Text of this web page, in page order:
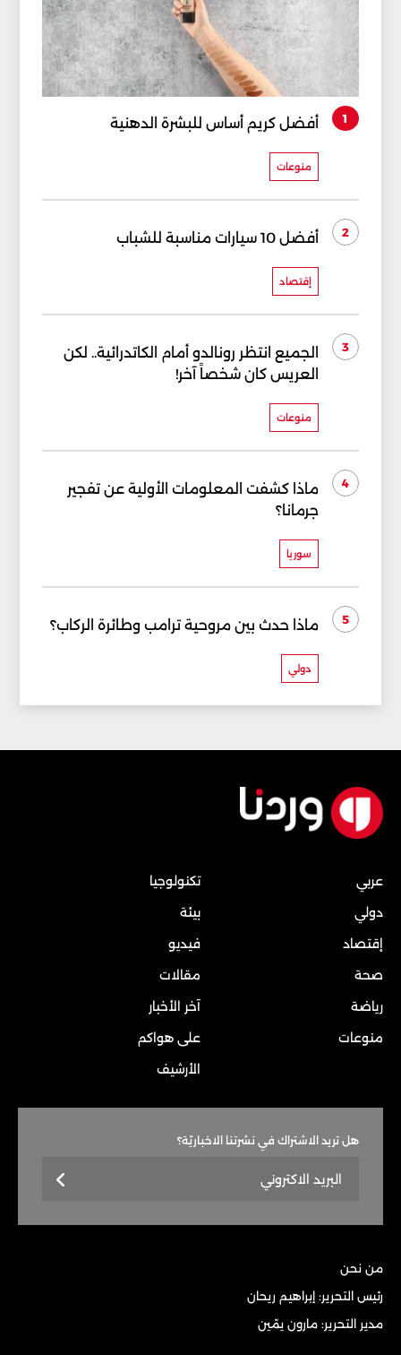
1 أفضل كريم أساس للبشرة الدهنية
منوعات
2 أفضل 10 سيارات مناسبة للشباب
إقتصاد
3
الجميع انتظر رونالدو أمام الكاتدرائية.. لكن
العريس كان شخصاً آخر!
منوعات
4
ماذا كشفت المعلومات الأولية عن تفجير
جرمانا؟
سوريا
5 ماذا حدث بين مروحية ترامب وطائرة الركاب؟
دولي
عربي
دولي
إقتصاد
صحة
رياضة
منوعات
تكنولوجيا
بيئة
فيديو
مقالات
آخر الأخبار
على هواكم
الأرشيف
هل تريد الاشتراك في نشرتنا الاخباريّة؟
من نحن
رئيس التحرير: إبراهيم ريحان
مدير التحرير: مارون يمّين